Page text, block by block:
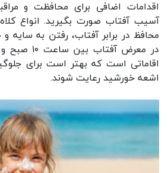
اقدامات اضافی برای محافظت و
آسیب آفتاب صورت بگیرید. انواع
محافظ در برابر آفتاب، رفتن به سایه و
اقاماتی است که بهتر است برای
اشعه خورشید رعایت شوند.